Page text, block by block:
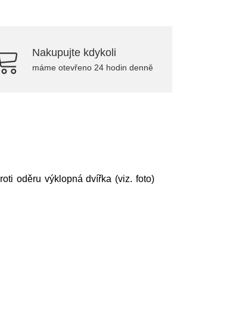
Nakupujte kdykoli
máme otevřeno 24 hodin denně
oděru výklopná dvířka (viz. foto)